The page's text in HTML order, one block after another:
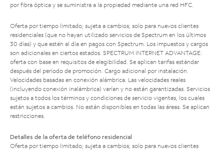
por fibra óptica y se suministra a la propiedad mediante una red HFC.
Oferta por tiempo limitado; sujeta a cambios; solo para nuevos clientes
residenciales (que no hayan utilizado servicios de Spectrum en los últimos
30 días) y que estén al día en pagos con Spectrum. Los impuestos y cargos
son adicionales en ciertos estados. SPECTRUM INTERNET ADVANTAGE:
oferta con base en requisitos de elegibilidad. Se aplican tarifas estándar
después del período de promoción. Cargo adicional por instalación.
Velocidades basadas en conexión alámbrica. Las velocidades reales
(incluyendo conexión inalámbrica) varían y no están garantizadas. Servicios
sujetos a todos los términos y condiciones de servicio vigentes, los cuales
están sujetos a cambios. No están disponibles en todas las áreas. Se aplican
restricciones.
Detalles de la oferta de teléfono residencial
Oferta por tiempo limitado; sujeta a cambios; solo para nuevos clientes